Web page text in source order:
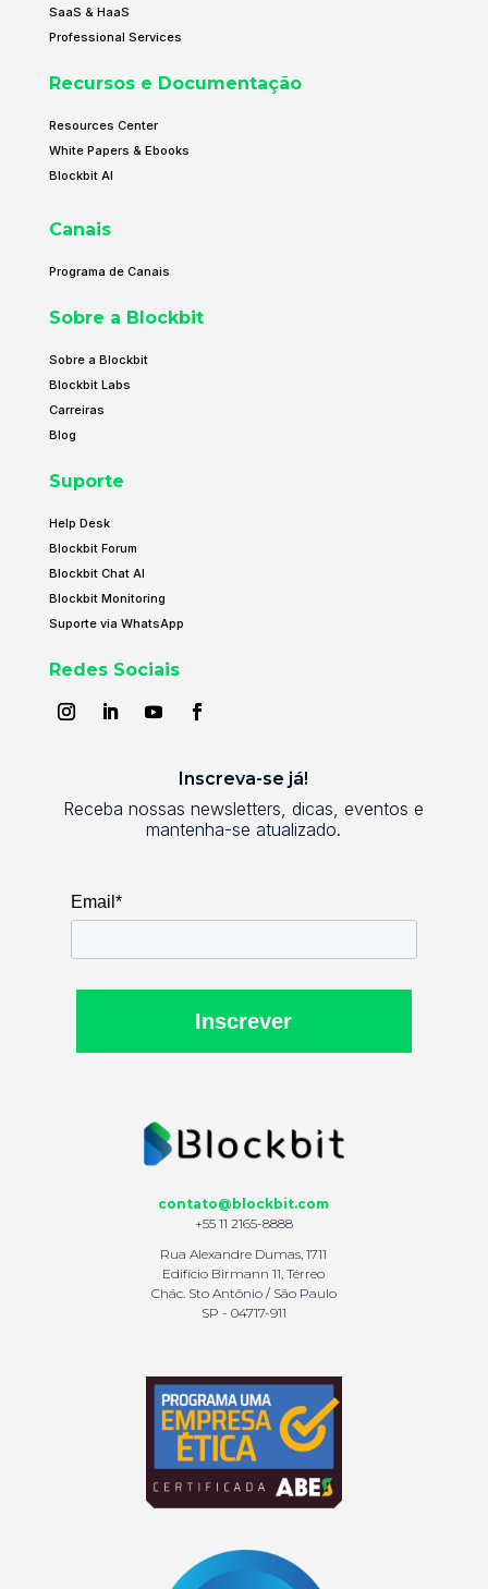
SaaS & HaaS
Professional Services
Recursos e Documentação
Resources Center
White Papers & Ebooks
Blockbit AI
Canais
Programa de Canais
Sobre a Blockbit
Sobre a Blockbit
Blockbit Labs
Carreiras
Blog
Suporte
Help Desk
Blockbit Forum
Blockbit Chat AI
Blockbit Monitoring
Suporte via WhatsApp
Redes Sociais
Inscreva-se já!
Receba nossas newsletters, dicas, eventos e
mantenha-se atualizado.
Email*
Inscrever
contato@blockbit.com
+55 11 2165-8888
Rua Alexandre Dumas, 1711
Edifício Birmann 11, Térreo
Chác. Sto Antônio / São Paulo
SP - 04717-911